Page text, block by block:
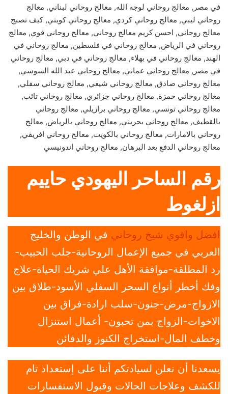
في مصر, معالج روحاني لوجه الله, معالج روحاني لبناني, معالج
روحاني ليبي, معالج روحاني كردي, معالج روحاني كويتي, كيف تصبح
معالج روحاني, احسن كريم معالج روحاني, معالج روحاني قوي, معالج
روحاني في الرياض, معالج روحاني في فلسطين, معالج روحاني في
الهند, معالج روحاني في بهلاء, معالج روحاني في دبي, معالج روحاني
في مصر, معالج روحاني عماني, معالج روحاني عبد الله السوسي,
معالج روحاني صادق, معالج روحاني شيعي, معالج روحاني سفلي,
معالج روحاني حمزة, معالج روحاني جزائري, معالج روحاني تائب,
معالج روحاني تونسي, معالج روحاني برازيلي, معالج روحاني
بالقطيف, معالج روحاني بحريني, معالج روحاني بالرياض, معالج
روحاني بالامارات, معالج روحاني بالكويت, معالج روحاني افريقي,
معالج روحاني الدفع بعد البرهان, معالج روحاني اندونيسي
رقم الساحر اليهودي حاييم
ازلغوط
افضل واقوي شيخ روحاني في الوطن والخليج
العربي في جميع الإعمال الروحانية-جلب الحبيب-
رد المطلقة-موافقة الأهل علي شريك الحياة-علاج
وفك أخطر أنواع السحر السفلي الأسود-طلاق بين
الازواج-مرض-جنون-سلب ارادة-فراق بين
الاخوات-الزواج بمن تحبون- أعمال استنزال
وخطف المال-استخراج الكنوز والدفائن
يسعدنا أن نعلن لسيادتكم أننا على إستعداد تام
للكشف وعلاجات الحالات وقبول الاستفسارات